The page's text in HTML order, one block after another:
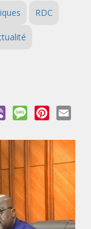
RDC
Viber MessagePinterest